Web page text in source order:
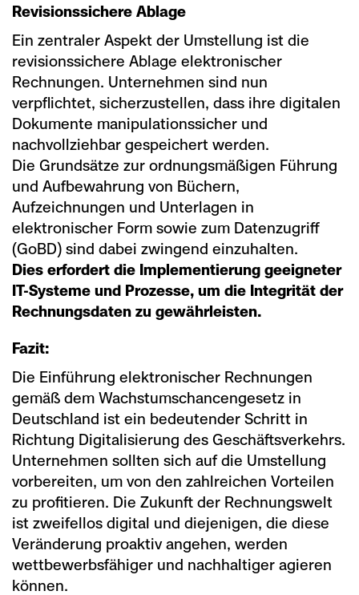
Revisionssichere Ablage
Ein zentraler Aspekt der Umstellung ist die
revisionssichere Ablage elektronischer
Rechnungen. Unternehmen sind nun
verpflichtet, sicherzustellen, dass ihre digitalen
Dokumente manipulationssicher und
nachvollziehbar gespeichert werden.
Die Grundsätze zur ordnungsmäßigen Führung
und Aufbewahrung von Büchern,
Aufzeichnungen und Unterlagen in
elektronischer Form sowie zum Datenzugriff
(GoBD) sind dabei zwingend einzuhalten.
Dies erfordert die Implementierung geeigneter
IT-Systeme und Prozesse, um die Integrität der
Rechnungsdaten zu gewährleisten.
Fazit:
Die Einführung elektronischer Rechnungen
gemäß dem Wachstumschancengesetz in
Deutschland ist ein bedeutender Schritt in
Richtung Digitalisierung des Geschäftsverkehrs.
Unternehmen sollten sich auf die Umstellung
vorbereiten, um von den zahlreichen Vorteilen
zu profitieren. Die Zukunft der Rechnungswelt
ist zweifellos digital und diejenigen, die diese
Veränderung proaktiv angehen, werden
wettbewerbsfähiger und nachhaltiger agieren
können.